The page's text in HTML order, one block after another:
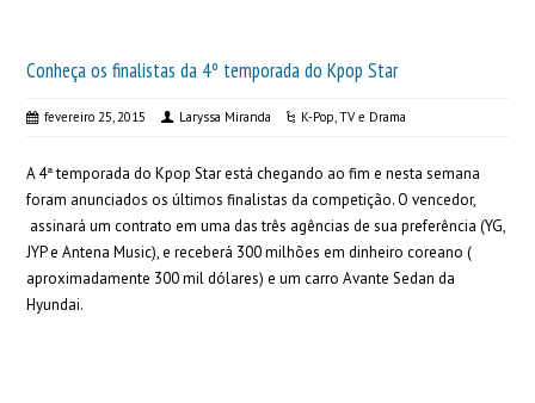
Conheça os finalistas da 4º temporada do Kpop Star
fevereiro 25, 2015 Laryssa Miranda K-Pop,TV e Drama
A 4ª temporada do Kpop Star está chegando ao fim e nesta semana
foram anunciados os últimos finalistas da competição. O vencedor,
assinará um contrato em uma das três agências de sua preferência (YG,
JYP e Antena Music), e receberá 300 milhões em dinheiro coreano (
aproximadamente 300 mil dólares) e um carro Avante Sedan da
Hyundai.